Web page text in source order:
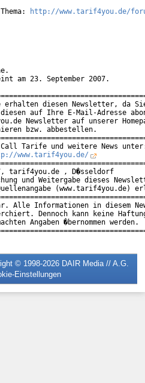
http://www.tarif4you.de/
am 23. September 2007.
erhalten diesen Newsletter, da
auf Ihre E-Mail-Adresse
Newsletter auf unserer
bzw. abbestellen.
Tarife und weitere News
www.tarif4you.de/
tarif4you.de , D�sseldorf
und Weitergabe dieses
(www.tarif4you.de)
Alle Informationen in diesem
Dennoch kann keine
Angaben �bernommen
© 1998-2026 DAIR Media // A.G.
Einstellungen